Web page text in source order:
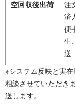
空回収後出荷
注
済
便
生
送
※システム反映と実
相談させていただき
送します。